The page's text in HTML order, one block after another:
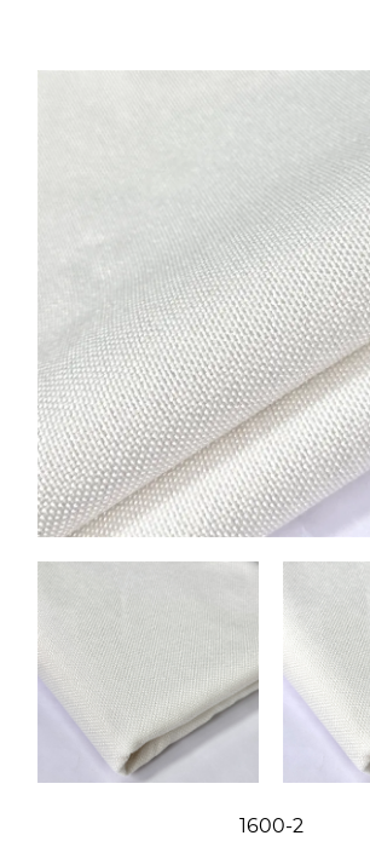
1600-2